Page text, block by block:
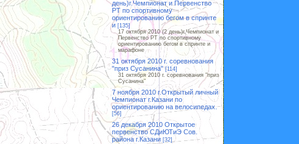
день)г.Чемпионат и Первенство
РТ по спортивному
ориентированию бегом в спринте
и [135]
17 октября 2010 (2 день)г.Чемпионат и
Первенство РТ по спортивному
ориентированию бегом в спринте и
марафоне
31 октября 2010 г. соревнования
"приз Сусанина" [114]
31 октября 2010 г. соревнования "приз
Сусанина"
7 ноября 2010 г.Открытый личный
Чемпионат г.Казани по
ориентированию на велосипедах.
[56]
26 декабря 2010 Открытое
первенство СДиЮТиЭ Сов.
района г.Казани [32]